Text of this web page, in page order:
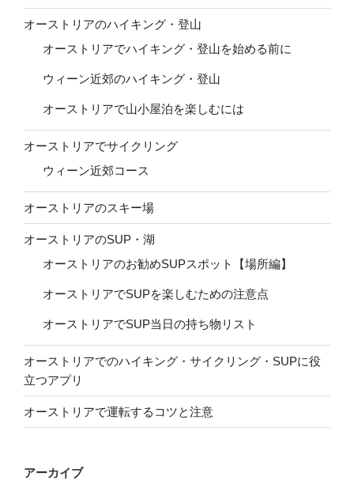
オーストリアのハイキング・登山
オーストリアでハイキング・登山を始める前に
ウィーン近郊のハイキング・登山
オーストリアで山小屋泊を楽しむには
オーストリアでサイクリング
ウィーン近郊コース
オーストリアのスキー場
オーストリアのSUP・湖
オーストリアのお勧めSUPスポット【場所編】
オーストリアでSUPを楽しむための注意点
オーストリアでSUP当日の持ち物リスト
オーストリアでのハイキング・サイクリング・SUPに役
立つアプリ
オーストリアで運転するコツと注意
アーカイブ